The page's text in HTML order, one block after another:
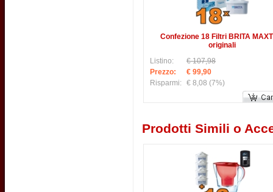
Confezione 18 Filtri BRITA
originali
Listino:
€ 107,98
Prezzo:
€ 99,90
Risparmi: € 8,08 (7%)
Prodotti Simili o